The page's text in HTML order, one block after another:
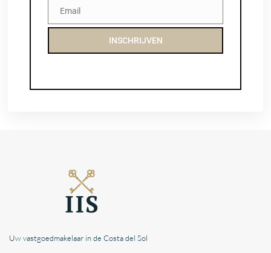
EmailEmail
INSCHRIJVEN
Uw vastgoedmakelaar in de Costa del Sol